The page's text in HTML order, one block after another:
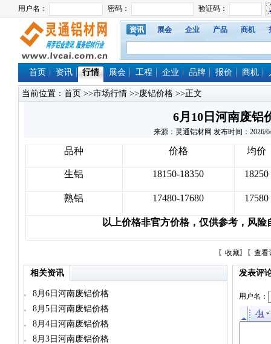
资讯 展会 企业 产品 商机
首页 资讯 行情 展会 工程 企业 品牌 报价 商机
当前位置： 首页 >>市场行情 >>废铝价格 >>正文
6月10日河南废铝
来源：灵通铝材网 发布时间：2026/
品种 价格 均价
生铝 18150-18350 18250
熟铝 17480-17680 17580
以上价格非官方价格，仅供参考，风险
〖 收藏〗〖 查看
相关资讯
8月6日河南废铝价格
8月5日河南废铝价格
8月4日河南废铝价格
8月3日河南废铝价格
发表评
用户名：